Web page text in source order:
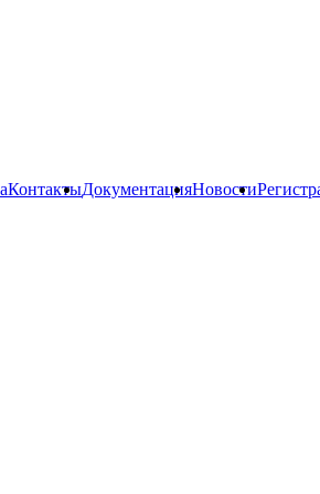
КонтактыДокументацияНовости